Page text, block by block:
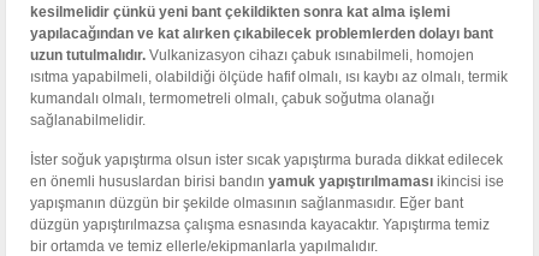
kesilmelidir çünkü yeni bant çekildikten sonra kat alma işlemi
yapılacağından ve kat alırken çıkabilecek problemlerden dolayı bant
uzun tutulmalıdır.Vulkanizasyon cihazı çabuk ısınabilmeli, homojen
ısıtma yapabilmeli, olabildiği ölçüde hafif olmalı, ısı kaybı az olmalı, termik
kumandalı olmalı, termometreli olmalı, çabuk soğutma olanağı
sağlanabilmelidir.
İster soğuk yapıştırma olsun ister sıcak yapıştırma burada dikkat edilecek
en önemli hususlardan birisi bandınyamuk yapıştırılmaması ikincisi ise
yapışmanın düzgün bir şekilde olmasının sağlanmasıdır. Eğer bant
düzgün yapıştırılmazsa çalışma esnasında kayacaktır. Yapıştırma temiz
bir ortamda ve temiz ellerle/ekipmanlarla yapılmalıdır.